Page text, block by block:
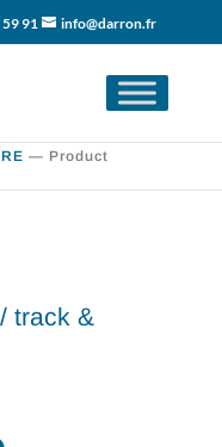
91 info@darron.fr
— Product
track &